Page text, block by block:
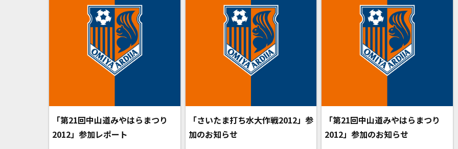
「第21回中山道みやはらまつり
2012」参加レポート
「さいたま打ち水大作戦2012」参
加のお知らせ
「第21回中山道みやはらまつり
2012」参加のお知らせ